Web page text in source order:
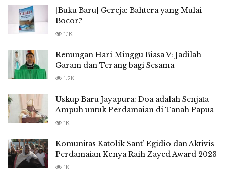
[Buku Baru] Gereja: Bahtera yang Mulai
Bocor?
1.1K
Renungan Hari Minggu Biasa V: Jadilah
Garam dan Terang bagi Sesama
1.2K
Uskup Baru Jayapura: Doa adalah Senjata
Ampuh untuk Perdamaian di Tanah Papua
1K
Komunitas Katolik Sant’ Egidio dan Aktivis
Perdamaian Kenya Raih Zayed Award 2023
1K